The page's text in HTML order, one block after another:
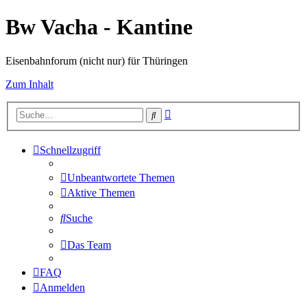
Bw Vacha - Kantine
Eisenbahnforum (nicht nur) für Thüringen
Zum Inhalt
Suche
Schnellzugriff
Unbeantwortete Themen
Aktive Themen
Suche
Das Team
FAQ
Anmelden